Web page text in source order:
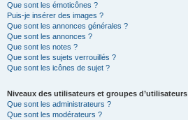
Que sont les émoticônes ?
Puis-je insérer des images ?
Que sont les annonces générales ?
Que sont les annonces ?
Que sont les notes ?
Que sont les sujets verrouillés ?
Que sont les icônes de sujet ?
Niveaux des utilisateurs et groupes d’utilisateurs
Que sont les administrateurs ?
Que sont les modérateurs ?